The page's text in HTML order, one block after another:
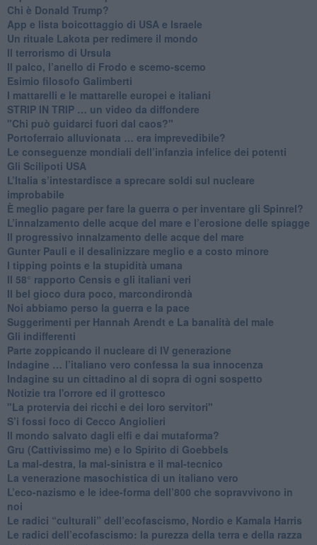
​Chi è Donald Trump?
App e lista boicottaggio di USA e Israele
​Un rituale Lakota per redimere il mondo
Il terrorismo di Ursula
​Il palco, l’anello di Frodo e scemo-scemo
Esimio filosofo Galimberti
​I mattarelli e le mattarelle europei e italiani
​STRIP IN TRIP … un video da diffondere
"Chi può guidarci fuori dal caos?"
​Portoferraio alluvionata … era imprevedibile?
Le conseguenze mondiali dell’infanzia infelice dei potenti
​Gli Scilipoti USA
L’Italia s’intestardisce a sprecare soldi sul nucleare
improbabile
È meglio pagare per fare la guerra o per inventare gli Spinrel?
​L’innalzamento delle acque del mare e l’erosione delle spiagge
​Il progressivo innalzamento delle acque del mare
​Gunter Pauli e il desalinizzare meglio e a costo minore
I tipping points e la stupidità umana
​Il 58° rapporto Censis e gli italiani veri
​Il bel gioco dura poco, marcondirondà
Noi abbiamo perso la guerra e la pace
Suggerimenti per Hannah Arendt e La banalità del male
​Gli indifferenti
Parte zoppicando il nucleare di IV generazione
​Indagine … l’italiano vero confessa la sua innocenza
Indagine su un cittadino al di sopra di ogni sospetto
Notizie tra l'orrore ed il grottesco
"La protervia dei ricchi e dei loro servitori"
S’i fossi foco di Cecco Angiolieri
​Il mondo salvato dagli elfi e dai mutaforma?
Gru (Cattivissimo me) e lo Spirito di Goebbels
​La mal-destra, la mal-sinistra e il mal-tecnico
​La venerazione masochistica di un italiano vero
​L’eco-nazismo e le idee-forma dell’800 che sopravvivono in
noi
​Le radici “culturali” dell’ecofascismo, Nordio e Kamala Harris
Le radici dell’ecofascismo: la purezza della terra e della razza